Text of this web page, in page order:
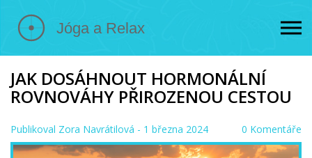
JAK DOSÁHNOUT HORMONÁLNÍ
ROVNOVÁHY PŘIROZENOU CESTOU
Publikoval Zora Navrátilová - 1 března 2024 0 Komentáře